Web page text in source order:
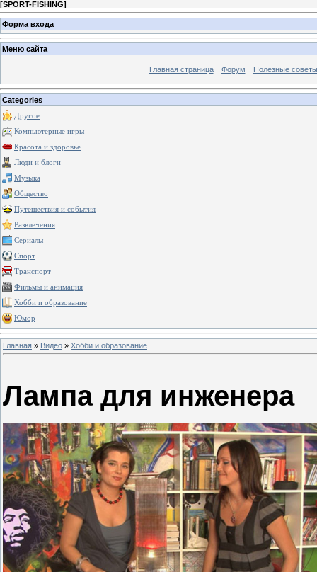
[SPORT-FISHING]
Форма входа
Меню сайта
Главная страница Форум Полезные советы
Categories
Другое
Компьютерные игры
Красота и здоровье
Люди и блоги
Музыка
Общество
Путешествия и события
Развлечения
Сериалы
Спорт
Транспорт
Фильмы и анимация
Хобби и образование
Юмор
Главная » Видео » Хобби и образование
Лампа для инженера